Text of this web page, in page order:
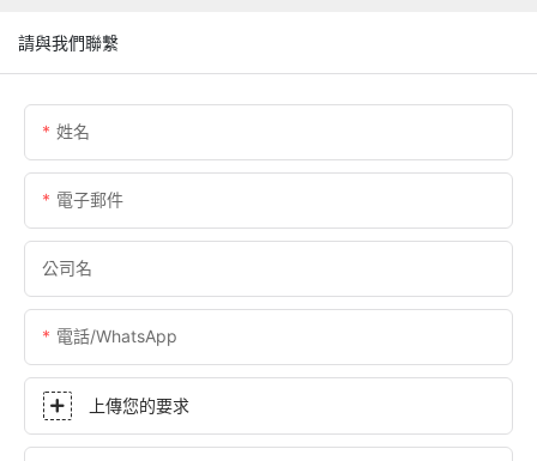
請與我們聯繫
姓名
電子郵件
公司名
電話/WhatsApp
上傳您的要求